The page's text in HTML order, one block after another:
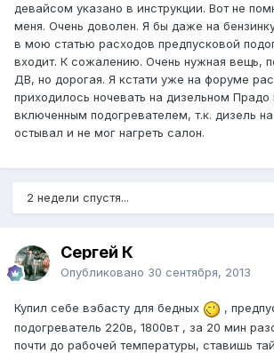
девайсом указано в инструкции. Вот не
меня. Очень доволен. Я бы даже на
в мою статью расходов предпусковой
входит. К сожалению. Очень нужная вещь,
ДВ, но дорогая. Я кстати уже на форуме
приходилось ночевать на дизельном Прадо
включенным подогревателем, т.к. дизель
остывал и не мог нагреть салон.
2 недели спустя...
Сергей К
Опубликовано 30 сентября, 2013
Купил себе вэбасту для бедных
,
подогреватель 220в, 1800вт , за 20 мин
почти до рабочей температуры, ставишь